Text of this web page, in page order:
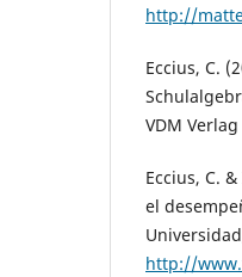
http://
Eccius, C.
VDM
Eccius, C.
el
http://